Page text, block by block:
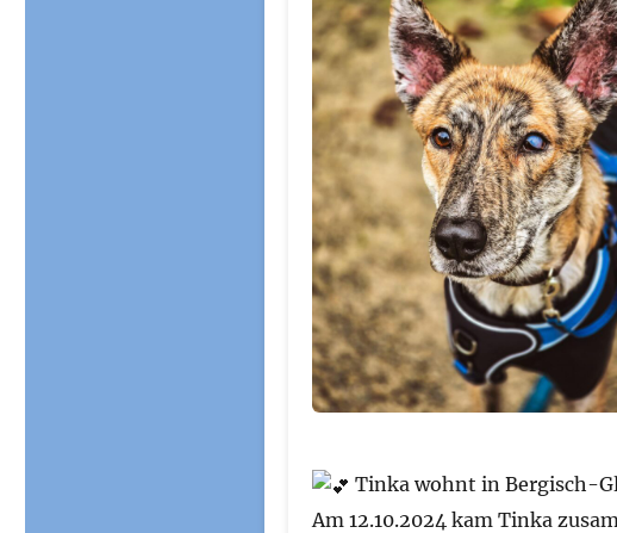
Tinka wohnt in Bergisch-
Am 12.10.2024 kam Tinka